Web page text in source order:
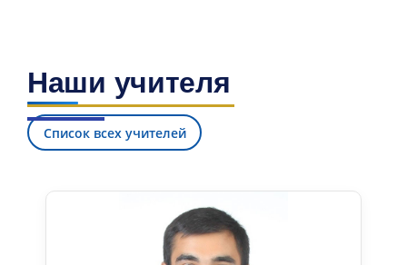
Наши учителя
Список всех учителей